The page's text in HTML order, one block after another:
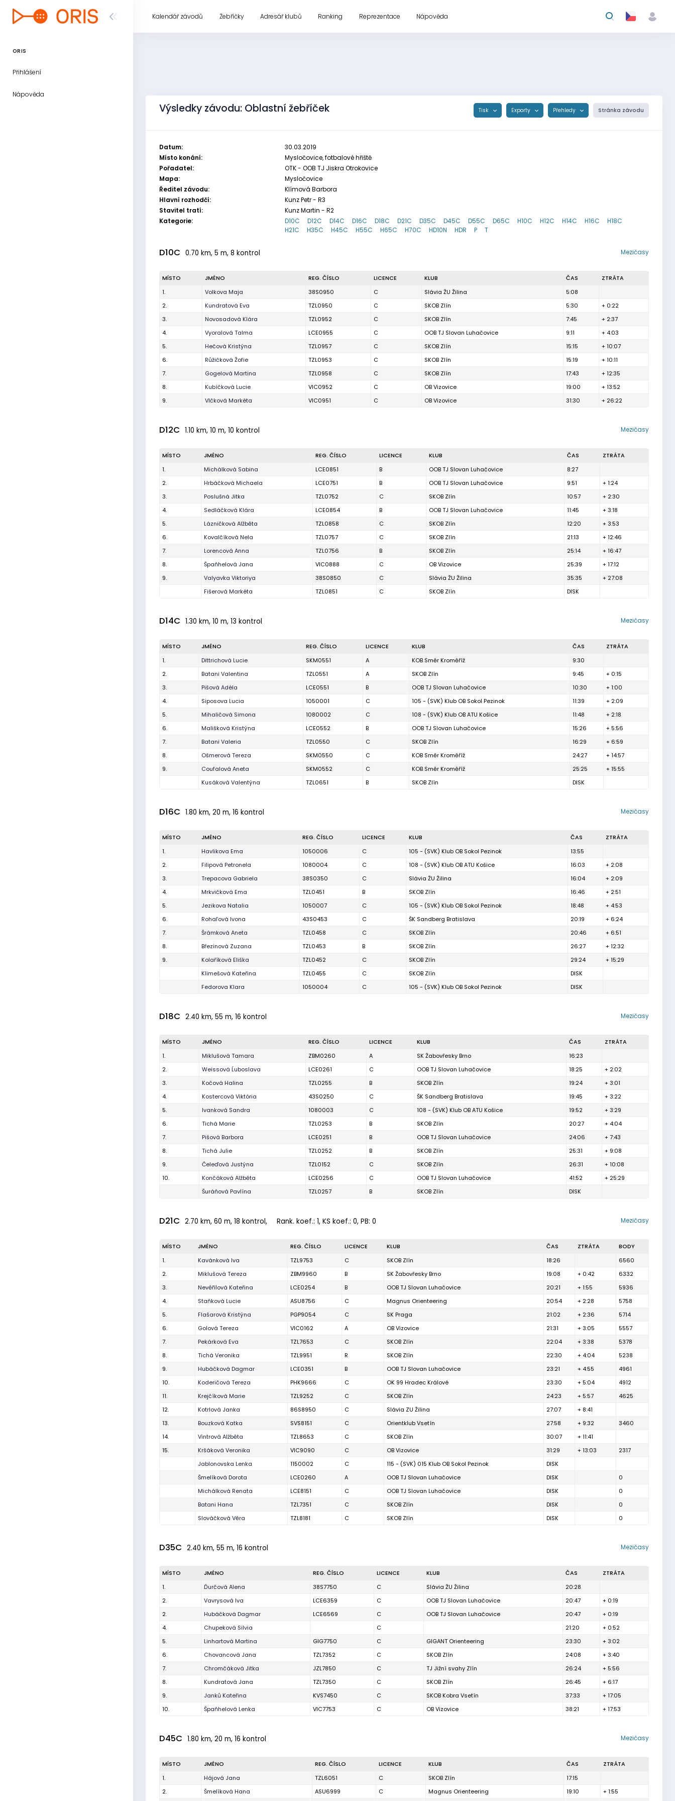
ORIS
Přihlášení
Nápověda
Kalendář závodů Žebříčky Adresář klubů Ranking Reprezentace Nápověda
Výsledky závodu: Oblastní žebříček Tisk Exporty Přehledy Stránka závodu
Datum:
30.03.2019
Místo konání:
Mysločovice, fotbalové hřiště
Pořadatel:
OTK - OOB TJ Jiskra Otrokovice
Mapa:
Mysločovice
Ředitel závodu:
Klímová Barbora
Hlavní rozhodčí:
Kunz Petr - R3
Stavitel tratí:
Kunz Martin - R2
Kategorie:
D10C D12C D14C D16C D18C D21C D35C D45C D55C D65C H10C H12C H14C H16C
H18C
H21C
H35C H45C H55C H65C H70C HD10N HDR P T
D10C 0.70 km, 5 m, 8 kontrol Mezičasy
MÍSTO JMÉNO REG. ČÍSLO LICENCE KLUB ČAS
ZTRÁTA
1.
Volkova Maja 38S0950 C Slávia ŽU Žilina
5:08
2.
Kundratová Eva TZL0950 C SKOB Zlín 5:30
+ 0:22
3.
Novosadová Klára TZL0952 C SKOB Zlín 7:45
+ 2:37
4.
Vyoralová Talma LCE0955 C OOB TJ Slovan Luhačovice 9:11
+ 4:03
5.
Hečová Kristýna TZL0957 C SKOB Zlín 15:15
+ 10:07
6.
Růžičková Žofie TZL0953 C SKOB Zlín 15:19
+ 10:11
7.
Gogelová Martina TZL0958 C SKOB Zlín 17:43
+ 12:35
8.
Kubíčková Lucie VIC0952 C OB Vizovice 19:00
+ 13:52
9.
Vlčková Markéta VIC0951 C OB Vizovice 31:30 + 26:22
D12C 1.10 km, 10 m, 10 kontrol Mezičasy
MÍSTO JMÉNO REG. ČÍSLO LICENCE KLUB ČAS
ZTRÁTA
1.
Michálková Sabina LCE0851 B OOB TJ Slovan Luhačovice
8:27
2.
Hrbáčková Michaela LCE0751 B OOB TJ Slovan Luhačovice 9:51
+ 1:24
3.
Poslušná Jitka TZL0752 C SKOB Zlín 10:57
+ 2:30
4.
Sedláčková Klára LCE0854 B OOB TJ Slovan Luhačovice 11:45
+ 3:18
5.
Lázničková Alžběta TZL0858 C SKOB Zlín 12:20
+ 3:53
6.
Kovalčíková Nela TZL0757 C SKOB Zlín 21:13
+ 12:46
7.
Lorencová Anna TZL0756 B SKOB Zlín 25:14
+ 16:47
8.
Špaňhelová Jana VIC0888 C OB Vizovice 25:39
+ 17:12
9.
Valyavka Viktoriya 38S0850 C Slávia ŽU Žilina 35:35
+ 27:08
Fišerová Markéta
TZL0851 C SKOB Zlín DISK
D14C 1.30 km, 10 m, 13 kontrol Mezičasy
MÍSTO JMÉNO REG. ČÍSLO LICENCE KLUB ČAS
ZTRÁTA
1.
Dittrichová Lucie SKM0551 A KOB Směr Kroměříž
9:30
2.
Batani Valentina TZL0551 A SKOB Zlín 9:45
+ 0:15
3.
Pišová Adéla LCE0551 B OOB TJ Slovan Luhačovice 10:30
+ 1:00
4.
Siposova Lucia 1050001 C 105 - (SVK) Klub OB Sokol Pezinok 11:39
+ 2:09
5.
Mihaličová Simona 1080002 C 108 - (SVK) Klub OB ATU Košice 11:48
+ 2:18
6.
Mališková Kristýna LCE0552 B OOB TJ Slovan Luhačovice 15:26
+ 5:56
7.
Batani Valeria TZL0550 C SKOB Zlín 16:29
+ 6:59
8.
Ošmerová Tereza SKM0550 C KOB Směr Kroměříž 24:27
+ 14:57
9.
Coufalová Aneta SKM0552 C KOB Směr Kroměříž 25:25
+ 15:55
Kusáková Valentýna
TZL0651 B SKOB Zlín DISK
D16C 1.80 km, 20 m, 16 kontrol Mezičasy
MÍSTO JMÉNO REG. ČÍSLO LICENCE KLUB ČAS
ZTRÁTA
1.
Havlikova Ema 1050006 C 105 - (SVK) Klub OB Sokol Pezinok
13:55
2.
Filipová Petronela 1080004 C 108 - (SVK) Klub OB ATU Košice 16:03
+ 2:08
3.
Trepacova Gabriela 38S0350 C Slávia ŽU Žilina 16:04
+ 2:09
4.
Mrkvičková Ema TZL0451 B SKOB Zlín 16:46
+ 2:51
5.
Jezikova Natalia 1050007 C 105 - (SVK) Klub OB Sokol Pezinok 18:48
+ 4:53
6.
Rohaľová Ivona 43S0453 C ŠK Sandberg Bratislava 20:19
+ 6:24
7.
Šrámková Aneta TZL0458 C SKOB Zlín 20:46
+ 6:51
8.
Březinová Zuzana TZL0453 B SKOB Zlín 26:27
+ 12:32
9.
Kolaříková Eliška TZL0452 C SKOB Zlín 29:24
+ 15:29
Klimešová Kateřina
TZL0455 C SKOB Zlín
DISK
Fedorova Klara
1050004 C 105 - (SVK) Klub OB Sokol Pezinok DISK
D18C 2.40 km, 55 m, 16 kontrol Mezičasy
MÍSTO JMÉNO REG. ČÍSLO LICENCE KLUB ČAS
ZTRÁTA
1.
Miklušová Tamara ZBM0260 A SK Žabovřesky Brno
16:23
2.
Weissová Ĺuboslava LCE0261 C OOB TJ Slovan Luhačovice 18:25
+ 2:02
3.
Kočová Halina TZL0255 B SKOB Zlín 19:24
+ 3:01
4.
Kostercová Viktória 43S0250 C ŠK Sandberg Bratislava 19:45
+ 3:22
5.
Ivanková Sandra 1080003 C 108 - (SVK) Klub OB ATU Košice 19:52
+ 3:29
6.
Tichá Marie TZL0253 B SKOB Zlín 20:27
+ 4:04
7.
Pišová Barbora LCE0251 B OOB TJ Slovan Luhačovice 24:06
+ 7:43
8.
Tichá Julie TZL0252 B SKOB Zlín 25:31
+ 9:08
9.
Čeleďová Justýna TZL0152 C SKOB Zlín 26:31
+ 10:08
10.
Končáková Alžběta LCE0256 C OOB TJ Slovan Luhačovice 41:52
+ 25:29
Šuráňová Pavlína
TZL0257 B SKOB Zlín DISK
D21C 2.70 km, 60 m, 18 kontrol, Rank. koef.: 1, KS koef.: 0, PB: 0 Mezičasy
MÍSTO JMÉNO REG. ČÍSLO LICENCE KLUB ČAS ZTRÁTA
BODY
1.
Kavánková Iva TZL9753 C SKOB Zlín 18:26
6560
2.
Miklušová Tereza ZBM9960 B SK Žabovřesky Brno 19:08 + 0:42
6332
3.
Nevěřilová Kateřina LCE0254 B OOB TJ Slovan Luhačovice 20:21 + 1:55
5936
4.
Staňková Lucie ASU8756 C Magnus Orienteering 20:54 + 2:28
5758
5.
Flašarová Kristýna PGP9054 C SK Praga 21:02 + 2:36
5714
6.
Golová Tereza VIC0162 A OB Vizovice 21:31 + 3:05
5557
7.
Pekárková Eva TZL7653 C SKOB Zlín 22:04 + 3:38
5378
8.
Tichá Veronika TZL9951 R SKOB Zlín 22:30 + 4:04
5238
9.
Hubáčková Dagmar LCE0351 B OOB TJ Slovan Luhačovice 23:21 + 4:55
4961
10.
Koderičová Tereza PHK9666 C OK 99 Hradec Králové 23:30 + 5:04
4912
11.
Krejčíková Marie TZL9252 C SKOB Zlín 24:23 + 5:57
4625
12.
Kotrlová Janka 86S8950 C Slávia ZU Žilina 27:07
+ 8:41
13.
Bouzková Katka SVS8151 C Orientklub Vsetín 27:58 + 9:32
3460
14.
Vintrová Alžběta TZL8653 C SKOB Zlín 30:07
+ 11:41
15.
Kršáková Veronika VIC9090 C OB Vizovice 31:29 + 13:03
2317
Jablonovska Lenka
1150002 C 115 - (SVK) 015 Klub OB Sokol Pezinok
DISK
Šmelíková Dorota
LCE0260 A OOB TJ Slovan Luhačovice DISK
0
Michálková Renata
LCE8151 C OOB TJ Slovan Luhačovice DISK
0
Batani Hana
TZL7351 C SKOB Zlín DISK
0
Slováčková Věra
TZL8181 C SKOB Zlín DISK 0
D35C 2.40 km, 55 m, 16 kontrol Mezičasy
MÍSTO JMÉNO REG. ČÍSLO LICENCE KLUB ČAS
ZTRÁTA
1.
Ďurčová Alena 38S7750 C Slávia ŽU Žilina
20:28
2.
Vavrysová Iva LCE6359 C OOB TJ Slovan Luhačovice 20:47
+ 0:19
2.
Hubáčková Dagmar LCE6569 C OOB TJ Slovan Luhačovice 20:47
+ 0:19
4.
Chupeková Silvia C 21:20
+ 0:52
5.
Linhartová Martina GIG7750 C GIGANT Orienteering 23:30
+ 3:02
6.
Chovancová Jana TZL7352 C SKOB Zlín 24:08
+ 3:40
7.
Chromčáková Jitka JZL7850 C TJ Jižní svahy Zlín 26:24
+ 5:56
8.
Kundratová Jana TZL7350 C SKOB Zlín 26:45
+ 6:17
9.
Janků Kateřina KVS7450 C SKOB Kobra Vsetín 37:33
+ 17:05
10.
Špaňhelová Lenka VIC7753 C OB Vizovice 38:21 + 17:53
D45C 1.80 km, 20 m, 16 kontrol Mezičasy
MÍSTO JMÉNO REG. ČÍSLO LICENCE KLUB ČAS
ZTRÁTA
1.
Hájová Jana TZL6051 C SKOB Zlín
17:15
2.
Šmelíková Hana ASU6999 C Magnus Orienteering 19:10 + 1:55